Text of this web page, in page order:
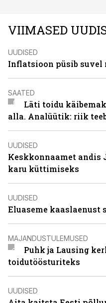
VIIMASED
UUDISED
Inflatsioon püsib suvel
SAATED
Läti toidu
alla. Analüütik: riik
UUDISED
Keskkonnaamet andis
karu küttimiseks
UUDISED
Eluaseme kaaslaenust
MAJANDUSTULEMUSED
Puhk ja Lausing
toidutöösturiteks
UUDISED